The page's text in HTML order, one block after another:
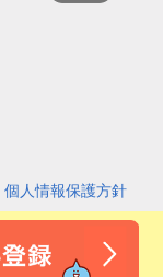
個人情報保護方針
利用規約